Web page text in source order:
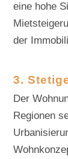
eine hohe
der
3.
Der
Regionen